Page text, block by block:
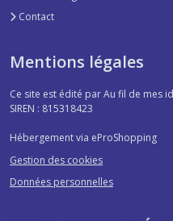
Contact
Mentions légales
Ce site est édité par Au fil de mes
SIREN : 815318423
Hébergement via eProShopping
Gestion des cookies
Données personnelles